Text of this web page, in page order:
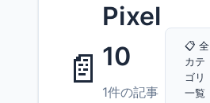
📄
Pixel
10
1件の記事
📋 全
カテ
ゴリ
一覧